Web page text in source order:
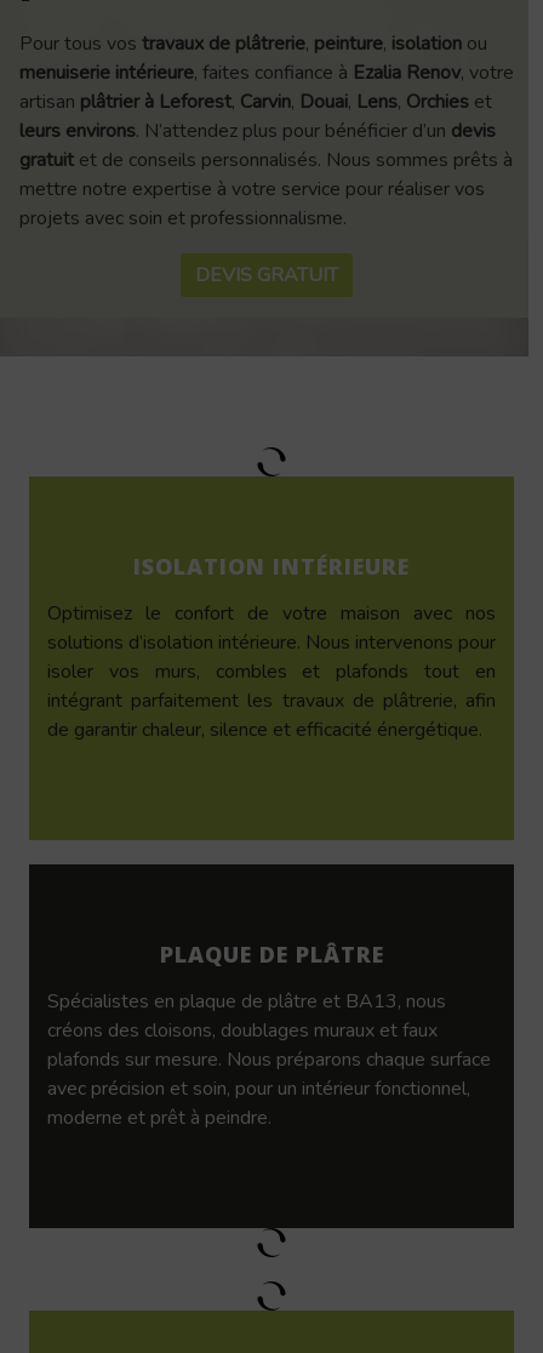
Pour tous vos travaux de plâtrerie, peinture, isolation ou
menuiserie intérieure, faites confiance à Ezalia Renov, votre
artisan plâtrier à Leforest, Carvin, Douai, Lens, Orchies et
leurs environs. N’attendez plus pour bénéficier d’un devis
gratuit et de conseils personnalisés. Nous sommes prêts à
mettre notre expertise à votre service pour réaliser vos
projets avec soin et professionnalisme.
DEVIS GRATUIT
ISOLATION INTÉRIEURE
Optimisez le confort de votre maison avec nos
solutions d’isolation intérieure. Nous intervenons pour
isoler vos murs, combles et plafonds tout en
intégrant parfaitement les travaux de plâtrerie, afin
de garantir chaleur, silence et efficacité énergétique.
PLAQUE DE PLÂTRE
Spécialistes en plaque de plâtre et BA13, nous
créons des cloisons, doublages muraux et faux
plafonds sur mesure. Nous préparons chaque surface
avec précision et soin, pour un intérieur fonctionnel,
moderne et prêt à peindre.